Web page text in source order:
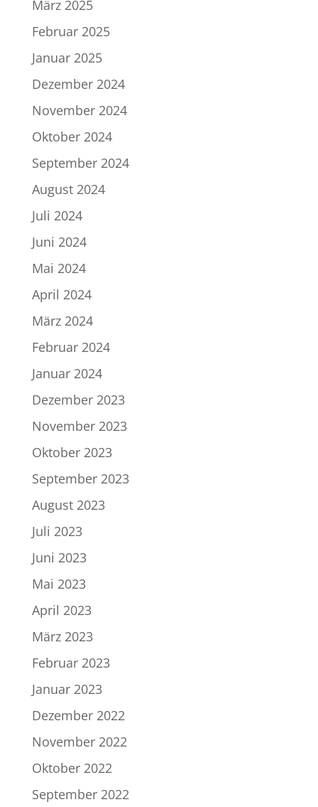
März 2025
Februar 2025
Januar 2025
Dezember 2024
November 2024
Oktober 2024
September 2024
August 2024
Juli 2024
Juni 2024
Mai 2024
April 2024
März 2024
Februar 2024
Januar 2024
Dezember 2023
November 2023
Oktober 2023
September 2023
August 2023
Juli 2023
Juni 2023
Mai 2023
April 2023
März 2023
Februar 2023
Januar 2023
Dezember 2022
November 2022
Oktober 2022
September 2022